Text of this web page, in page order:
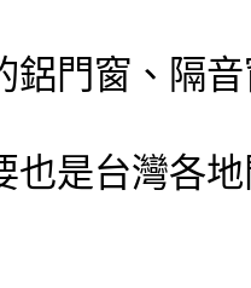
鋁門窗、隔音
也是台灣各